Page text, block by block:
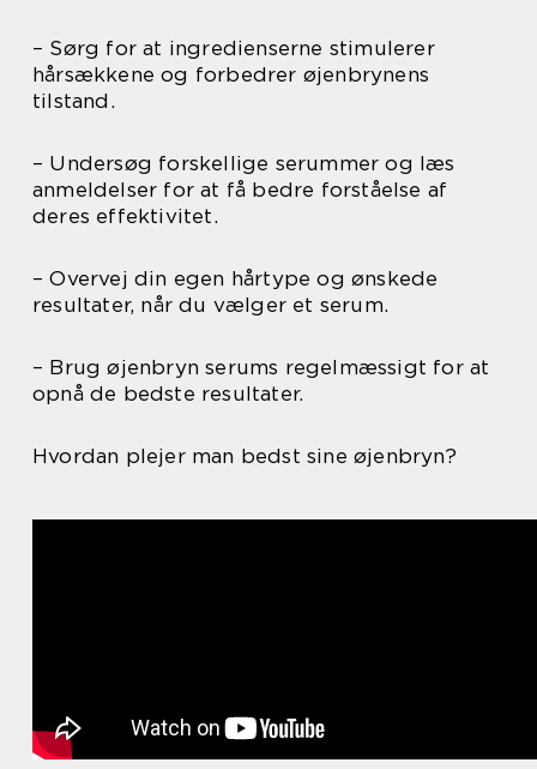
– Sørg for at ingredienserne stimulerer
hårsækkene og forbedrer øjenbrynens
tilstand.
– Undersøg forskellige serummer og læs
anmeldelser for at få bedre forståelse af
deres effektivitet.
– Overvej din egen hårtype og ønskede
resultater, når du vælger et serum.
– Brug øjenbryn serums regelmæssigt for at
opnå de bedste resultater.
Hvordan plejer man bedst sine øjenbryn?